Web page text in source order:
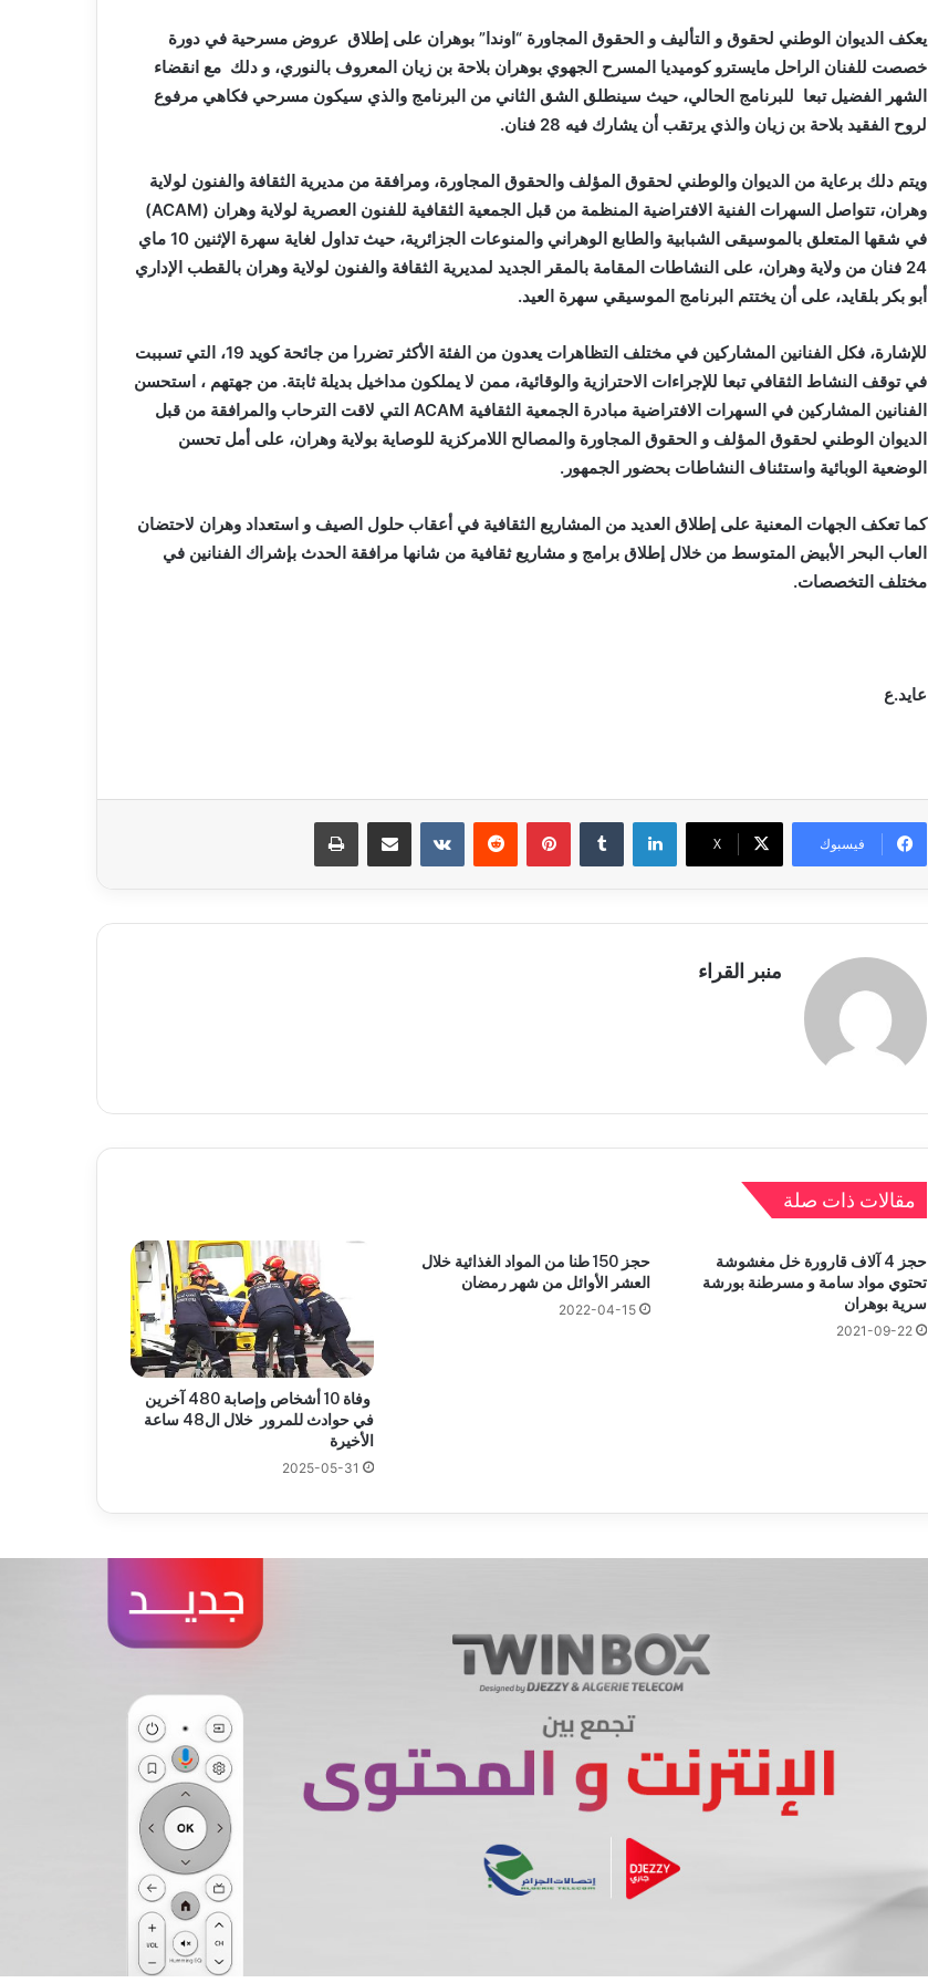
يعكف الديوان الوطني لحقوق و التأليف و الحقوق المجاورة “اوندا” بوهران على إطلاق عروض مسرحية في دورة
خصصت للفنان الراحل مايسترو كوميديا المسرح الجهوي بوهران بلاحة بن زيان المعروف بالنوري، و دلك مع انقضاء
الشهر الفضيل تبعا للبرنامج الحالي، حيث سينطلق الشق الثاني من البرنامج والذي سيكون مسرحي فكاهي مرفوع
لروح الفقيد بلاحة بن زيان والذي يرتقب أن يشارك فيه 28 فنان.
ويتم دلك برعاية من الديوان والوطني لحقوق المؤلف والحقوق المجاورة، ومرافقة من مديرية الثقافة والفنون لولاية
وهران، تتواصل السهرات الفنية الافتراضية المنظمة من قبل الجمعية الثقافية للفنون العصرية لولاية وهران (ACAM
)
في شقها المتعلق بالموسيقى الشبابية والطابع الوهراني والمنوعات الجزائرية، حيث تداول لغاية سهرة الإثنين 10 ماي
24 فنان من ولاية وهران، على النشاطات المقامة بالمقر الجديد لمديرية الثقافة والفنون لولاية وهران بالقطب الإداري
أبو بكر بلقايد، على أن يختتم البرنامج الموسيقي سهرة العيد.
للإشارة، فكل الفنانين المشاركين في مختلف التظاهرات يعدون من الفئة الأكثر تضررا من جائحة كويد 19، التي تسببت
في توقف النشاط الثقافي تبعا للإجراءات الاحترازية والوقائية، ممن لا يملكون مداخيل بديلة ثابتة. من جهتهم ، استحسن
الفنانين المشاركين في السهرات الافتراضية مبادرة الجمعية الثقافية ACAM التي لاقت الترحاب والمرافقة من قبل
الديوان الوطني لحقوق المؤلف و الحقوق المجاورة والمصالح اللامركزية للوصاية بولاية وهران، على أمل تحسن
الوضعية الوبائية واستئناف النشاطات بحضور الجمهور.
كما تعكف الجهات المعنية على إطلاق العديد من المشاريع الثقافية في أعقاب حلول الصيف و استعداد وهران لاحتضان
العاب البحر الأبيض المتوسط من خلال إطلاق برامج و مشاريع ثقافية من شانها مرافقة الحدث بإشراك الفنانين في
مختلف التخصصات.
عايد.ع
فيسبوك X
لينكدإن بينتيريست مشاركة عبر البريد
منبر القراء
مقالات ذات صلة
حجز 4 آلاف قارورة خل مغشوشة
تحتوي مواد سامة و مسرطنة بورشة
سرية بوهران
2021-09-22
حجز 150 طنا من المواد الغذائية خلال
العشر الأوائل من شهر رمضان
2022-04-15
وفاة 10 أشخاص وإصابة 480 آخرين
في حوادث للمرور خلال ال48 ساعة
الأخيرة
2025-05-31